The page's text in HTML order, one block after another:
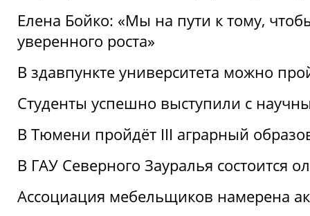
Елена Бойко: «Мы на пути к тому,
уверенного роста»
В здавпункте университета можно
Студенты успешно выступили с
В Тюмени пройдёт III аграрный
В ГАУ Северного Зауралья состоится
Ассоциация мебельщиков намерена